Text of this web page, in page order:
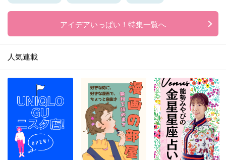
アイデアいっぱい！特集一覧へ
人気連載